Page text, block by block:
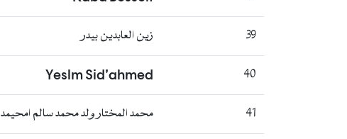
39 زين العابدين بيدر
40
Yeslm Sid’ahmed
41 محمد المختار ولد محمد سالم امحيمد